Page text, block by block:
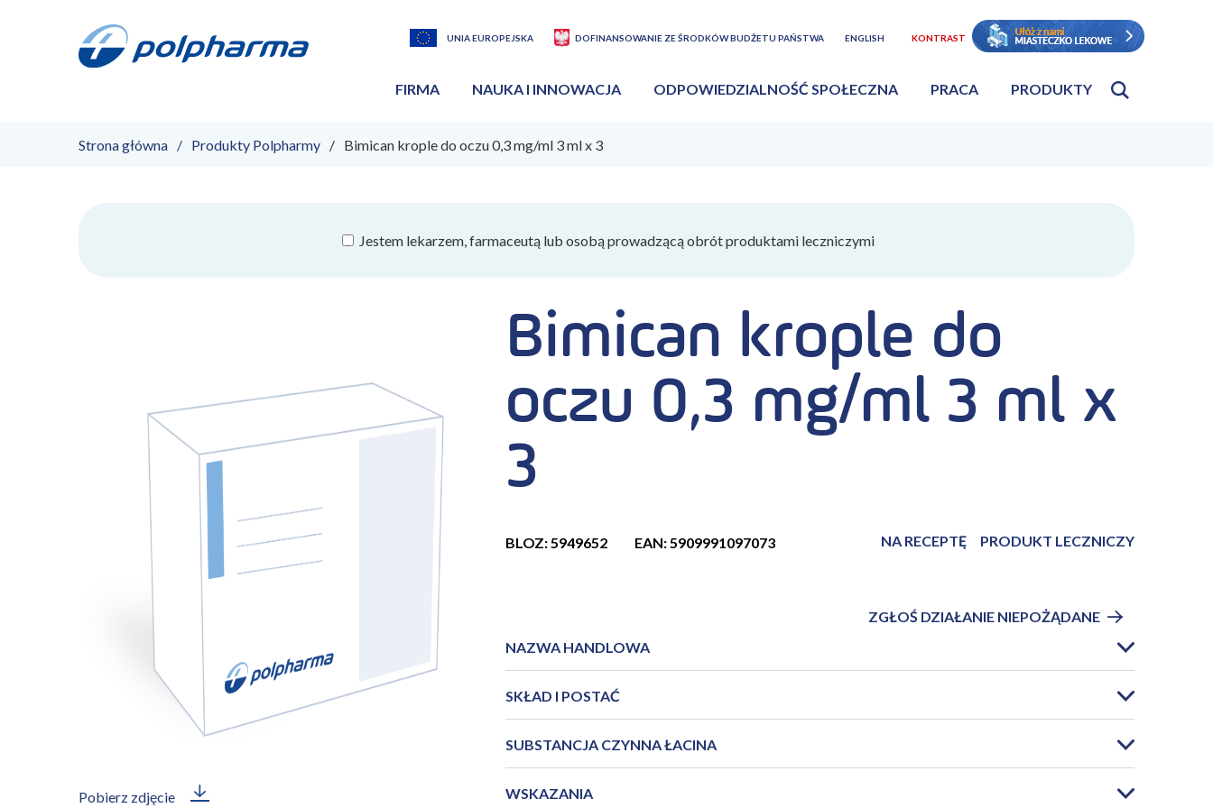
UNIA EUROPEJSKA DOFINANSOWANIE ZE ŚRODKÓW BUDŻETU PAŃSTWA ENGLISH KONTRAST
FIRMA NAUKA I INNOWACJA ODPOWIEDZIALNOŚĆ SPOŁECZNA PRACA PRODUKTY
Strona główna Produkty Polpharmy Bimican krople do oczu 0,3 mg/ml 3 ml x 3
Jestem lekarzem, farmaceutą lub osobą prowadzącą obrót produktami leczniczymi
Pobierz zdjęcie
Bimican krople do
oczu 0,3 mg/ml 3 ml x
3
BLOZ: 5949652 EAN: 5909991097073 NA RECEPTĘ PRODUKT LECZNICZY
ZGŁOŚ DZIAŁANIE NIEPOŻĄDANE
NAZWA HANDLOWA
SKŁAD I POSTAĆ
SUBSTANCJA CZYNNA ŁACINA
WSKAZANIA